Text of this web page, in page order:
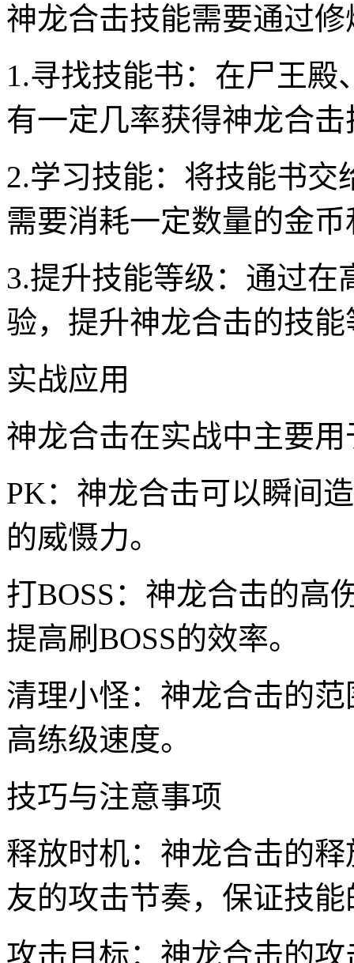
神龙合击技能需要通过
1.寻找技能书：在尸王
有一定几率获得神龙合
2.学习技能：将技能书
需要消耗一定数量的金
3.提升技能等级：通过
验，提升神龙合击的技能
实战应用
神龙合击在实战中主要
PK：神龙合击可以瞬间
的威慑力。
打BOSS：神龙合击的高
提高刷BOSS的效率。
清理小怪：神龙合击的
高练级速度。
技巧与注意事项
释放时机：神龙合击的
友的攻击节奏，保证技
攻击目标：神龙合击的